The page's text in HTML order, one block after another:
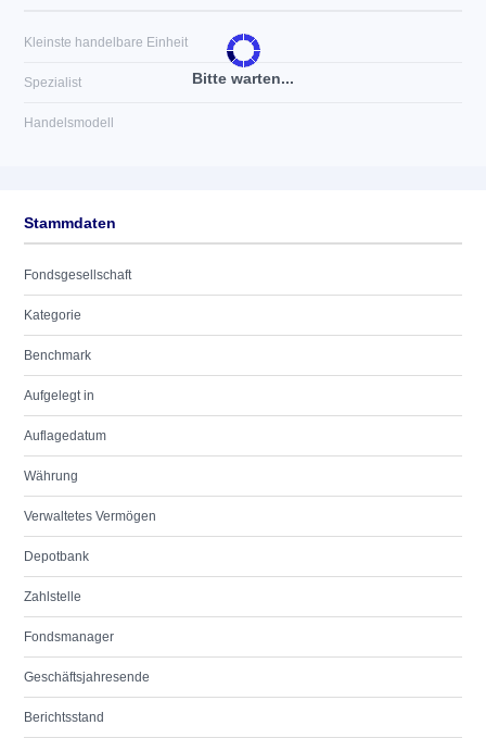
Bitte warten...
Kleinste handelbare Einheit
Spezialist
Handelsmodell
Stammdaten
Fondsgesellschaft
Kategorie
Benchmark
Aufgelegt in
Auflagedatum
Währung
Verwaltetes Vermögen
Depotbank
Zahlstelle
Fondsmanager
Geschäftsjahresende
Berichtsstand